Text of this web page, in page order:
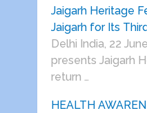
Jaigarh Heritage
Jaigarh for Its
Delhi India, 22
presents Jaigarh
return …
HEALTH